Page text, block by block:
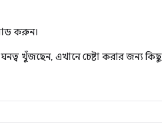
করুন।
খুঁজছেন, এখানে চেষ্টা করার জন্য কিছু